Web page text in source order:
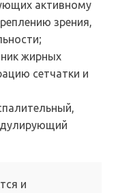
активному
зрения,
жирных
сетчатки и
и